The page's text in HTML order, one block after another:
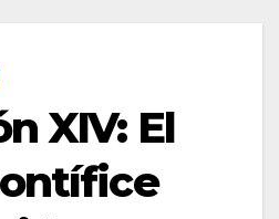
XIV: El